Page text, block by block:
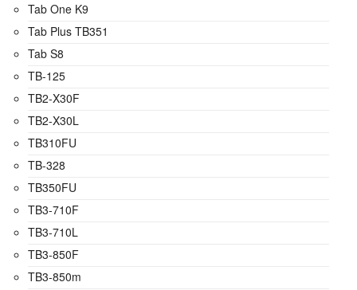
Tab One K9
Tab Plus TB351
Tab S8
TB-125
TB2-X30F
TB2-X30L
TB310FU
TB-328
TB350FU
TB3-710F
TB3-710L
TB3-850F
TB3-850m